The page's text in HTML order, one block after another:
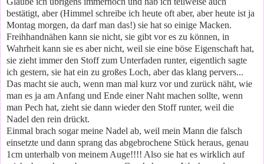
bestätigt, aber (Himmel schreibe ich heute oft aber, aber heute ist ja
Montag morgen, da darf man das!) sie hat so einige Macken.
Freihhandnähen kann sie nicht, sie gibt vor es zu können, in
Wahrheit kann sie es aber nicht, weil sie eine böse Eigenschaft hat,
sie zieht immer den Stoff zum Unterfaden runter, eigentlich sagte
ich gestern, sie hat ein zu großes Loch, aber das klang pervers...
Das macht sie auch, wenn man mal kurz vor und zurück näht, wie
man es ja am Anfang und Ende einer Naht machen sollte, wenn
man Pech hat, zieht sie dann wieder den Stoff runter, weil die
Nadel den rein drückt.
Einmal brach sogar meine Nadel ab, weil mein Mann die falsch
einsetzte und dann sprang das abgebrochene Stück heraus, genau
1cm unterhalb von meinem Auge!!!! Also sie hat es wirklich auf